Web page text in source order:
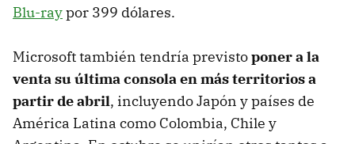
Blu-raypor 399 dólares.
Microsoft también tendría previstoponer a la
venta su última consola en más territorios a
partir de abril, incluyendo Japón y países de
América Latina como Colombia, Chile y